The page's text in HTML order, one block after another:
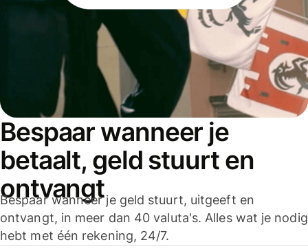
Bespaar wanneer je
betaalt, geld stuurt en
ontvangt
Bespaar wanneer je geld stuurt, uitgeeft en
ontvangt, in meer dan 40 valuta's. Alles wat je nodig
hebt met één rekening, 24/7.